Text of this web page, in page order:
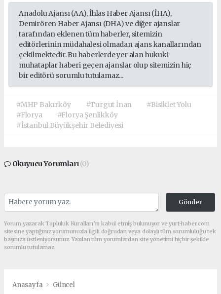
Anadolu Ajansı (AA), İhlas Haber Ajansı (İHA),
Demirören Haber Ajansı (DHA) ve diğer ajanslar
tarafından eklenen tüm haberler, sitemizin
editörlerinin müdahalesi olmadan ajans kanallarından
çekilmektedir. Bu haberlerde yer alan hukuki
muhataplar haberi geçen ajanslar olup sitemizin hiç
bir editörü sorumlu tutulamaz...
#MHP Bakırköy #Turgut İnan
#Bisiklet Yolu
#Florya
#Florya Şenlikköy
#İstanbul Büyükşehir Belediyesi
Okuyucu Yorumları(0)
Gönder
Yorum yazarak Topluluk Kuralları’nı kabul etmiş bulunuyor ve yurt-haber.com
sitesine yaptığınız yorumunuzla ilgili doğrudan veya dolaylı tüm sorumluluğu tek
başınıza üstleniyorsunuz. Yazılan tüm yorumlardan site yönetimi hiçbir şekilde
sorumlu tutulamaz.
Anasayfa Güncel